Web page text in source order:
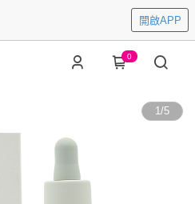
開啟APP
0
1/5